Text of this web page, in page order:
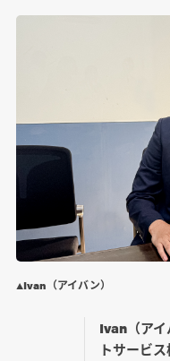
▲Ivan（アイバン）
Ivan（アイ
トサービ